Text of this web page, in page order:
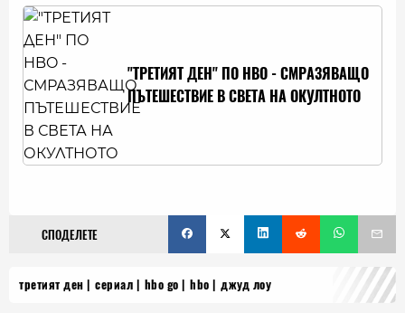
"ТРЕТИЯТ ДЕН" ПО HBO - СМРАЗЯВАЩО
ПЪТЕШЕСТВИЕ В СВЕТА НА ОКУЛТНОТО
СПОДЕЛЕТЕ
третият ден сериал hbo go hbo джуд лоу